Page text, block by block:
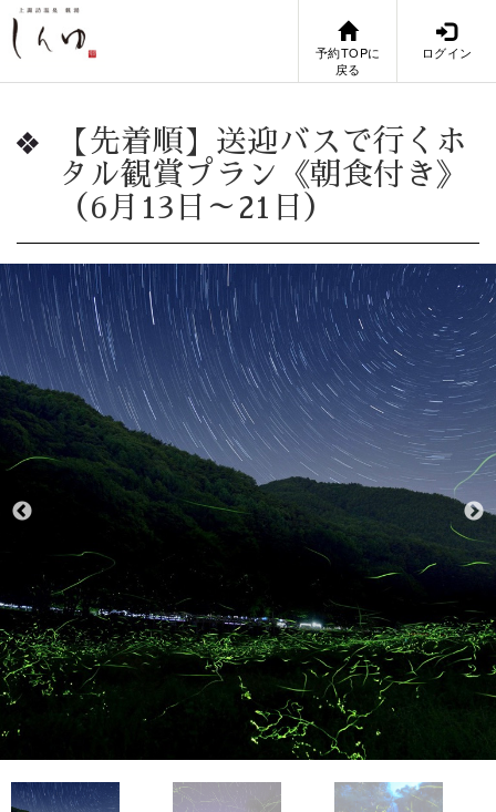
予約TOPに
戻る
ログイン
【先着順】送迎バスで行くホ
タル観賞プラン《朝食付き》
（6月13日～21日）